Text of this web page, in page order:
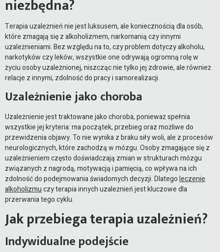
niezbędna?
Terapia uzależnień nie jest luksusem, ale koniecznością dla osób,
które zmagają się z alkoholizmem, narkomanią czy innymi
uzależnieniami. Bez względu na to, czy problem dotyczy alkoholu,
narkotyków czy leków, wszystkie one odrywają ogromną rolę w
życiu osoby uzależnionej, niszcząc nie tylko jej zdrowie, ale również
relacje z innymi, zdolność do pracy i samorealizacji.
Uzależnienie jako choroba
Uzależnienie jest traktowane jako choroba, ponieważ spełnia
wszystkie jej kryteria: ma początek, przebieg oraz możliwe do
przewidzenia objawy. To nie wynika z braku siły woli, ale z procesów
neurologicznych, które zachodzą w mózgu. Osoby zmagające się z
uzależnieniem często doświadczają zmian w strukturach mózgu
związanych z nagrodą, motywacją i pamięcią, co wpływa na ich
zdolność do podejmowania świadomych decyzji. Dlategoleczenie
alkoholizmuczy terapia innych uzależnień jest kluczowe dla
przerwania tego cyklu.
Jak przebiega terapia uzależnień?
Indywidualne podejście